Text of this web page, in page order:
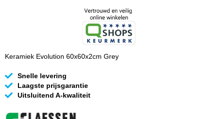
Keramiek Evolution 60x60x2cm Grey
Snelle levering
Laagste prijsgarantie
Uitsluitend A-kwaliteit